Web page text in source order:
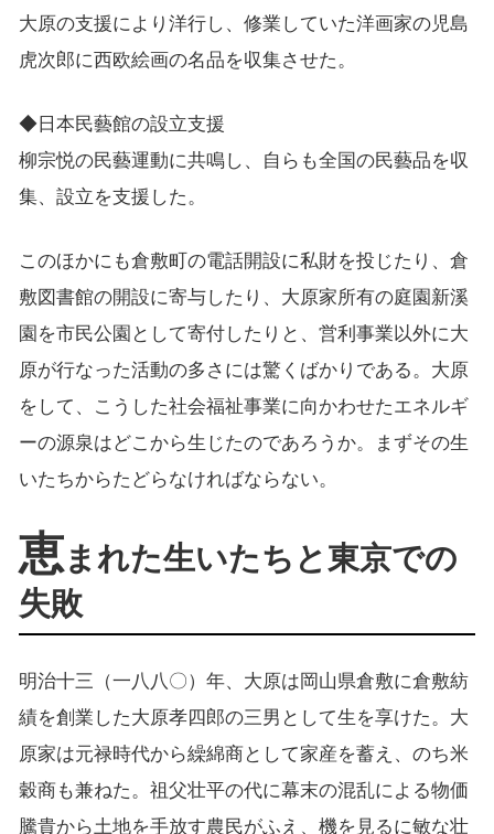
大原の支援により洋行し、修業していた洋画家の児島
虎次郎に西欧絵画の名品を収集させた。
◆日本民藝館の設立支援
柳宗悦の民藝運動に共鳴し、自らも全国の民藝品を収
集、設立を支援した。
このほかにも倉敷町の電話開設に私財を投じたり、倉
敷図書館の開設に寄与したり、大原家所有の庭園新溪
園を市民公園として寄付したりと、営利事業以外に大
原が行なった活動の多さには驚くばかりである。大原
をして、こうした社会福祉事業に向かわせたエネルギ
ーの源泉はどこから生じたのであろうか。まずその生
いたちからたどらなければならない。
恵まれた生いたちと東京での
失敗
明治十三（一八八〇）年、大原は岡山県倉敷に倉敷紡
績を創業した大原孝四郎の三男として生を享けた。大
原家は元禄時代から繰綿商として家産を蓄え、のち米
穀商も兼ねた。祖父壮平の代に幕末の混乱による物価
騰貴から土地を手放す農民がふえ、機を見るに敏な壮